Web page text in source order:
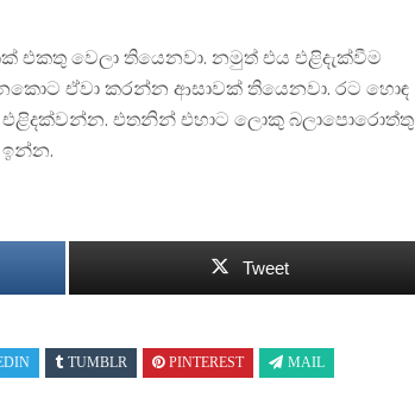
එකතු වෙලා තියෙනවා. නමුත් එය එළිදැක්වීම
ඒවා කරන්න ආසාවක් තියෙනවා. රට හොඳ
එතනින් එහාට ලොකු බලාපොරොත්තු
ඉන්න.
Tweet
TUMBLR PINTEREST MAIL